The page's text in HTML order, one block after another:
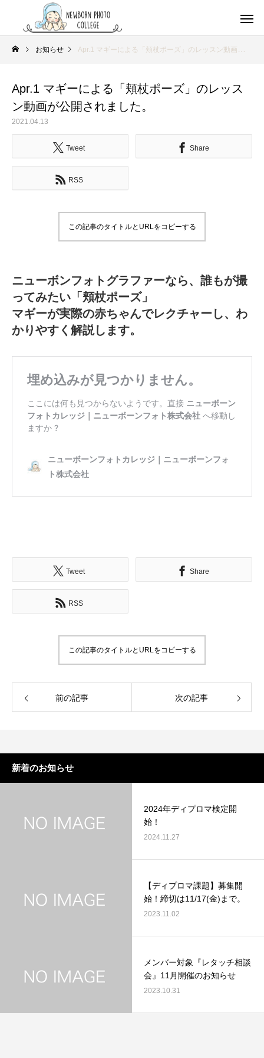
お知らせ Apr.1 マギーによる「頬杖ポーズ」のレッスン動画が公開されました。
Apr.1 マギーによる「頬杖ポーズ」のレッス
ン動画が公開されました。
2021.04.13
Tweet Share
RSS
この記事のタイトルとURLをコピーする
ニューボンフォトグラファーなら、誰もが撮
ってみたい「頬杖ポーズ」
マギーが実際の赤ちゃんでレクチャーし、わ
かりやすく解説します。
Tweet Share
RSS
この記事のタイトルとURLをコピーする
前の記事 次の記事
新着のお知らせ
2024年ディプロマ検定開
始！
2024.11.27
【ディプロマ課題】募集開
始！締切は11/17(金)まで。
2023.11.02
メンバー対象『レタッチ相談
会』11月開催のお知らせ
2023.10.31